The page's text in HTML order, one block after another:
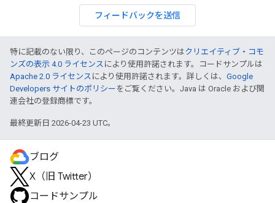
フィードバックを送信
特に記載のない限り、このページのコンテンツはクリエイティブ・コモ
ンズの表示 4.0 ライセンス により使用許諾されます。コードサンプルは
Apache 2.0 ライセンス により使用許諾されます。詳しくは、 Google
Developers サイトのポリシー をご覧ください。Java は Oracle および関
連会社の登録商標です。
最終更新日 2026-04-23 UTC。
ブログ
X（旧 Twitter）
コードサンプル